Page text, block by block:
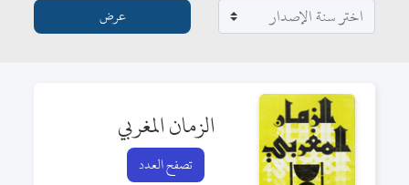
الزمان المغربي
تصفح العدد